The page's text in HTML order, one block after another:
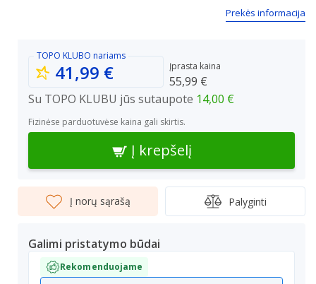
Prekės informacija
TOPO KLUBO nariams
41,99 € Įprasta kaina
55,99 €
Su TOPO KLUBU jūs sutaupote 14,00 €
Fizinėse parduotuvėse kaina gali skirtis.
Į krepšelį
Į norų sąrašą Palyginti
Galimi pristatymo būdai
Rekomenduojame